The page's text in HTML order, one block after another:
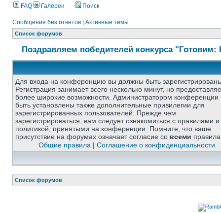
FAQ Галереи Поиск
Сообщения без ответов Активные темы
Список форумов
Поздравляем победителей конкурса
Для входа на конференцию вы должны быть
Регистрация занимает всего несколько минут, но
более широкие возможности. Администратором конференции
быть установлены также дополнительные привилегии для
зарегистрированных пользователей. Прежде чем
зарегистрироваться, вам следует ознакомиться с правилами и
политикой, принятыми на конференции. Помните, что ваше
присутствие на форумах означает согласие со всеми
Общие правила |Соглашение о конфиденциальности
Список форумов